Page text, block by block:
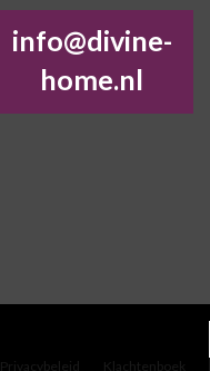
info@divine-
home.nl
Privacybeleid Klachtenboek